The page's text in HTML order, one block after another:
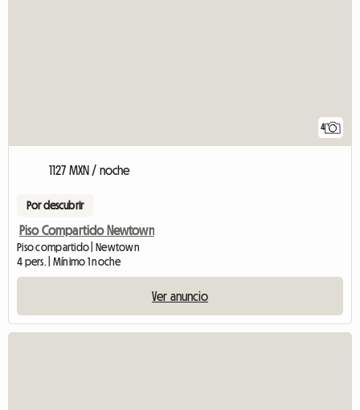
4
1127 MXN / noche
Por descubrir
Piso Compartido Newtown
Piso compartido | Newtown
4 pers. | Mínimo 1 noche
Ver anuncio